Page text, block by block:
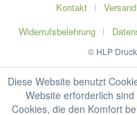
Kontakt
Widerrufsbelehrung
© HLP
Diese Website benutzt
Website erforderlich
Cookies, die den Komfort